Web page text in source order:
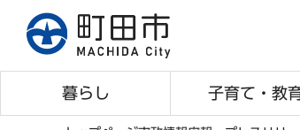
暮らし 子育て・教